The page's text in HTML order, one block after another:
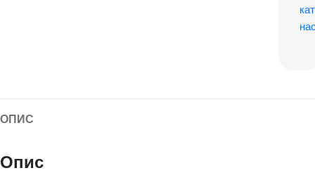
ОПИС
Опис